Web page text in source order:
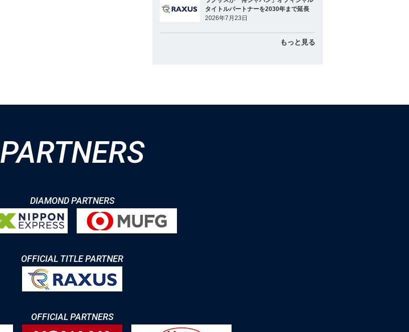
タイトルパートナーを2030年まで延長
2026年7月23日
もっと見る
PARTNERS
DIAMOND PARTNERS
OFFICIAL TITLE PARTNER
OFFICIAL PARTNERS